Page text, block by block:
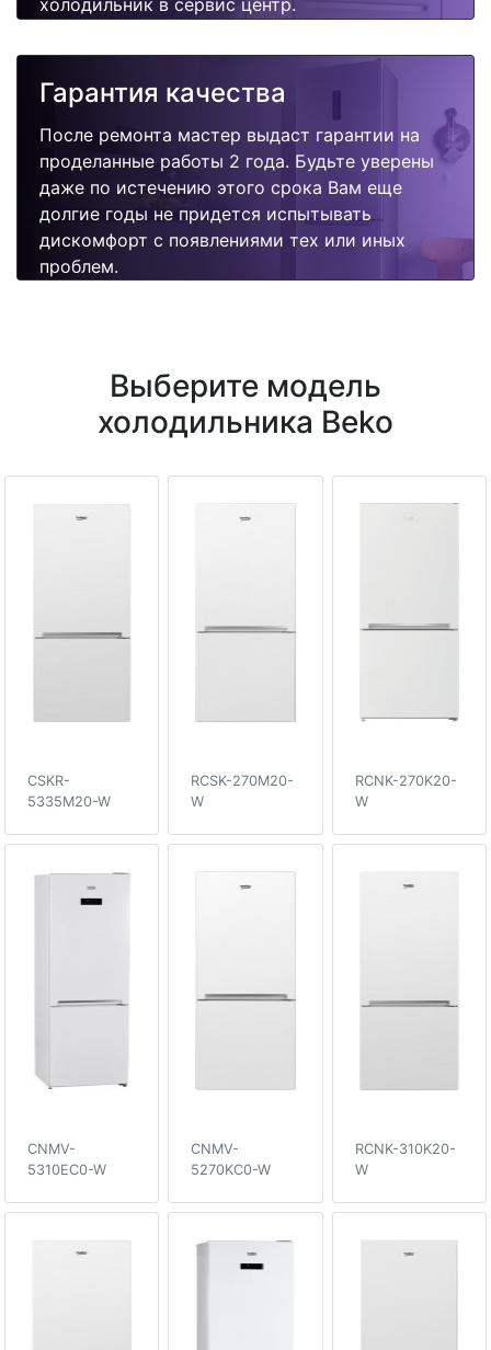
холодильник в сервис центр.
Гарантия качества
После ремонта мастер выдаст гарантии на
проделанные работы 2 года. Будьте уверены
даже по истечению этого срока Вам еще
долгие годы не придется испытывать
дискомфорт с появлениями тех или иных
проблем.
Выберите модель
холодильника Beko
CSKR-
5335M20-W
RCSK-270M20-
W
RCNK-270K20-
W
CNMV-
5310EC0-W
CNMV-
5270KC0-W
RCNK-310K20-
W